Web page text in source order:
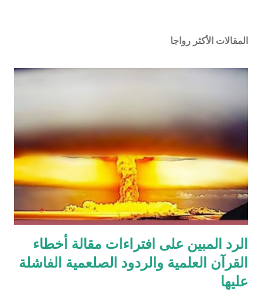
المقالات الأكثر رواجا
الرد المبين على افتراءات مقالة أخطاء
القرآن العلمية والردود الصلعمية الفاشلة
عليها